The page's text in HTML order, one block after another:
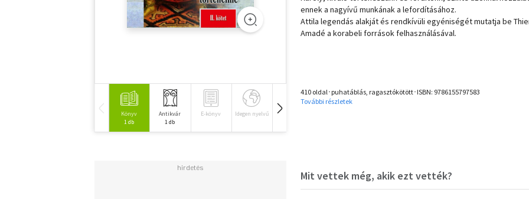
Könyv
1 db
Antikvár
1 db
E-könyv Idegen nyelvű Hangoskönyv
ennek a nagyívű munkának a lefordításához.
Attila legendás alakját és rendkívüli egyéniségét mutatja be
Amadé a korabeli források felhasználásával.
410 oldal･puhatáblás, ragasztókötött･ISBN: 9786155797583
További részletek
Mit vettek még, akik ezt vették?